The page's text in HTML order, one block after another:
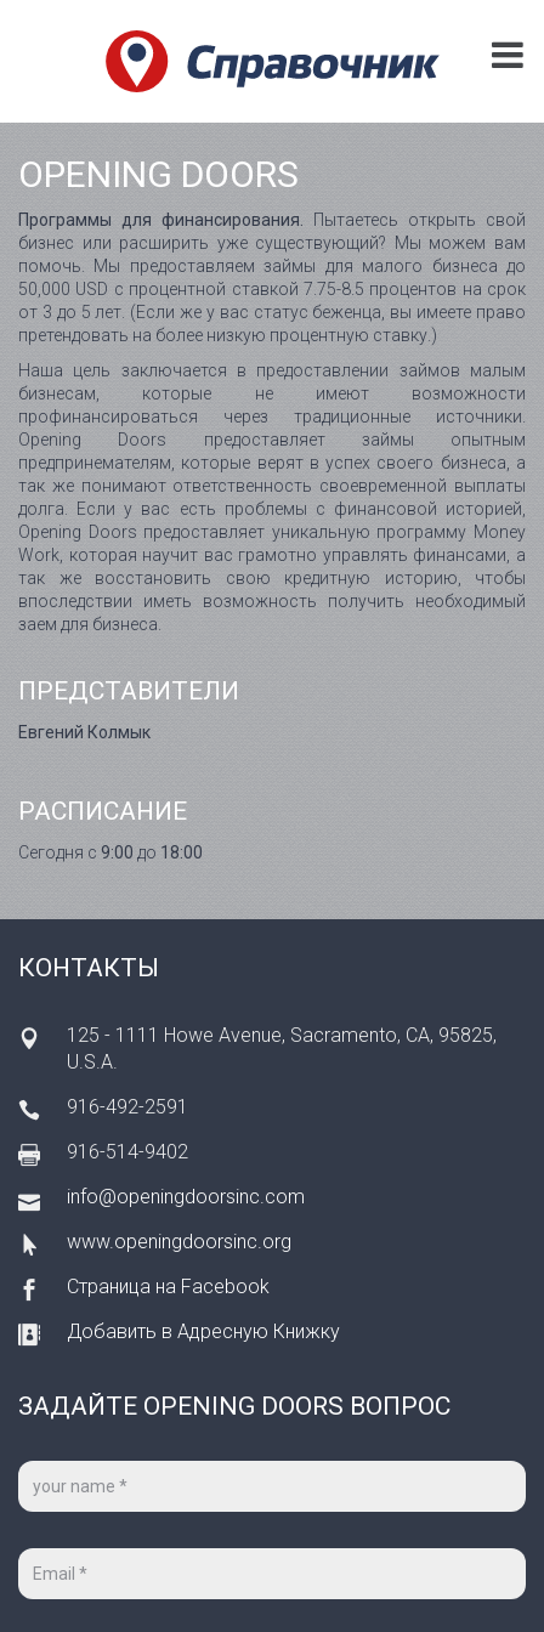
OPENING DOORS
Программы для финансирования.
Пытаетесь открыть свой
бизнес или расширить уже существующий? Мы можем вам
помочь. Мы предоставляем займы для малого бизнеса до
50,000 USD с процентной ставкой 7.75-8.5 процентов на срок
от 3 до 5 лет. (Если же у вас статус беженца, вы имеете право
претендовать на более низкую процентную ставку.)
Наша цель заключается в предоставлении займов малым
бизнесам, которые не имеют возможности
профинансироваться через традиционные источники.
Opening Doors предоставляет займы опытным
предпринемателям, которые верят в успех своего бизнеса, а
так же понимают ответственность своевременной выплаты
долга. Если у вас есть проблемы с финансовой историей,
Opening Doors предоставляет уникальную программу Money
Work, которая научит вас грамотно управлять финансами, а
так же восстановить свою кредитную историю, чтобы
впоследствии иметь возможность получить необходимый
заем для бизнеса.
ПРЕДСТАВИТЕЛИ
Евгений Колмык
РАСПИСАНИЕ
Сегодня с 9:00 до 18:00
КОНТАКТЫ
125 - 1111 Howe Avenue, Sacramento, CA, 95825,
U.S.A.
916-492-2591
916-514-9402
info@openingdoorsinc.com
www.openingdoorsinc.org
Страница на Facebook
Добавить в Адресную Книжку
ЗАДАЙТЕ OPENING DOORS ВОПРОС
Ваше
имя
Ваш
mail